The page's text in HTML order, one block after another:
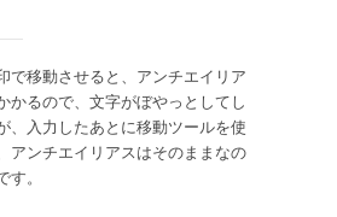
で移動させると、アンチエイリア
かるので、文字がぼやっとしてし
、入力したあとに移動ツールを使
アンチエイリアスはそのままなの
す。